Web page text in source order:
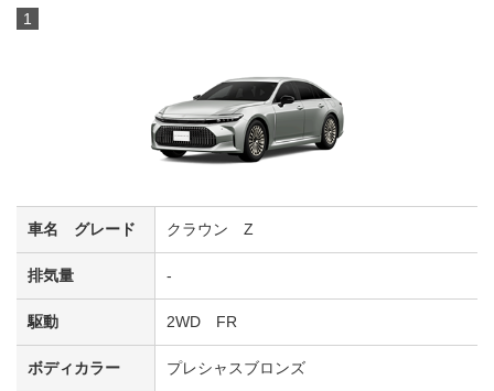
1
クラウン Z
-
2WD FR
プレシャスブロンズ